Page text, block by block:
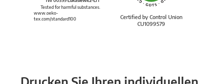
Certified by Control Union
CU1099579
Tested for harmful substances.
www.oeko-
tex.com/standard100